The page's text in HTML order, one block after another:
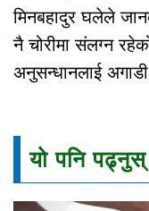
मिनबहादुर घलेले
नै चोरीमा संलग्न
अनुसन्धानलाई
यो पनि पढ्नुस्